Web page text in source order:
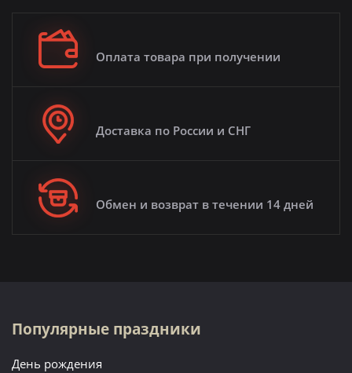
Оплата товара при получении
Доставка по России и СНГ
Обмен и возврат в течении 14 дней
Популярные праздники
День рождения